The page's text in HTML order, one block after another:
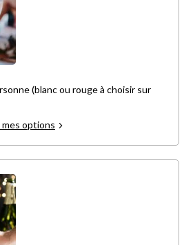
(blanc ou rouge à choisir sur
options